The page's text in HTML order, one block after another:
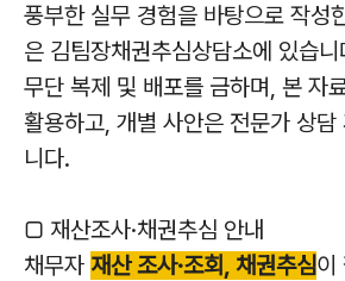
풍부한 실무 경험을 바탕으로 작성
은 김팀장채권추심상담소에 있습니
무단 복제 및 배포를 금하며, 본 자
활용하고, 개별 사안은 전문가 상
니다.
▢ 재산조사·채권추심 안내
채무자 재산 조사·조회, 채권추심이